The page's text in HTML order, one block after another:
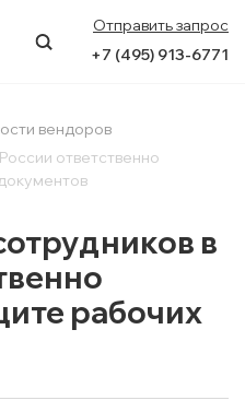
Отправить запрос
+7 (495) 913-6771
вендоров
ответственно
в
рабочих